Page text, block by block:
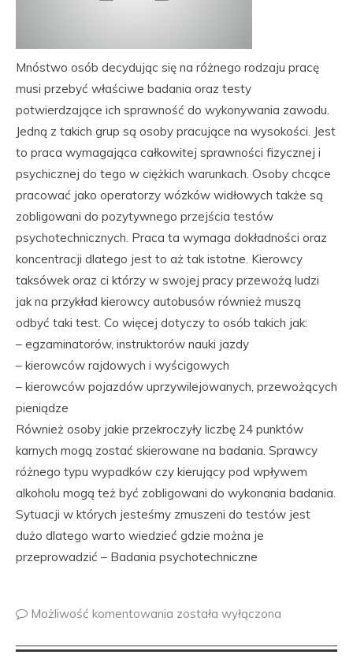
Mnóstwo osób decydując się na różnego rodzaju pracę
musi przebyć właściwe badania oraz testy
potwierdzające ich sprawność do wykonywania zawodu.
Jedną z takich grup są osoby pracujące na wysokości. Jest
to praca wymagająca całkowitej sprawności fizycznej i
psychicznej do tego w ciężkich warunkach. Osoby chcące
pracować jako operatorzy wózków widłowych także są
zobligowani do pozytywnego przejścia testów
psychotechnicznych. Praca ta wymaga dokładności oraz
koncentracji dlatego jest to aż tak istotne. Kierowcy
taksówek oraz ci którzy w swojej pracy przewożą ludzi
jak na przykład kierowcy autobusów również muszą
odbyć taki test. Co więcej dotyczy to osób takich jak:
– egzaminatorów, instruktorów nauki jazdy
– kierowców rajdowych i wyścigowych
– kierowców pojazdów uprzywilejowanych, przewożących
pieniądze
Również osoby jakie przekroczyły liczbę 24 punktów
karnych mogą zostać skierowane na badania. Sprawcy
różnego typu wypadków czy kierujący pod wpływem
alkoholu mogą też być zobligowani do wykonania badania.
Sytuacji w których jesteśmy zmuszeni do testów jest
dużo dlatego warto wiedzieć gdzie można je
przeprowadzić – Badania psychotechniczne
Możliwość komentowania została wyłączona